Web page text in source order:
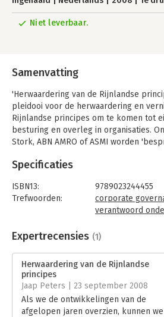
Niet leverbaar.
Samenvatting
'Herwaardering van de Rijnlandse
pleidooi voor de herwaardering en
Rijnlandse principes om te komen tot
besturing en overleg in organisaties.
Stork, ABN AMRO of ASMI worden
uitgangspunt van de onderneming als
lijken niet meer 'van deze tijd'. En de
traditionele overlegvormen, zoals de
Wat betekent dit alles voor het Rijnland
Nederland? Hebben we een antwoord
Angelsaksische invloeden, en zo ja:
hebben de Rijnlandse principes
'Herwaardering van de Rijnlandse
verhelderende analyse van de
praktijkvoorbeelden en pleit voor een
Specificaties
ISBN13:
9789023244455
Trefwoorden:
corporate
verantwoord
Taal:
Nederlands
Aantal pagina's:
Uitgever:
Koninklijke van
Druk:
1
Hoofdrubriek:
Organisatiekunde
Expertrecensies (1)
Herwaardering van de Rijnlandse
principes
Jaap Peters | 23 september 2008
Als we de ontwikkelingen van de
afgelopen jaren overzien, kunnen we